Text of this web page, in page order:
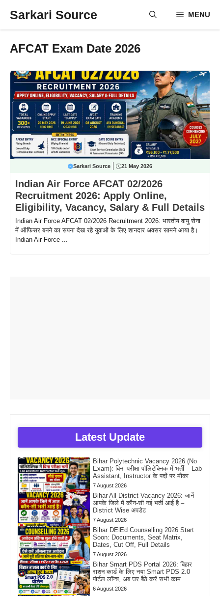
Sarkari Source MENU
AFCAT Exam Date 2026
Sarkari Source 21 May 2026
Indian Air Force AFCAT 02/2026
Recruitment 2026: Apply Online,
Eligibility, Vacancy, Salary & Full Details
Indian Air Force AFCAT 02/2026 Recruitment 2026: भारतीय वायु सेना
में ऑफिसर बनने का सपना देख रहे युवाओं के लिए शानदार अवसर सामने आया है।
Indian Air Force ...
Latest Update
Bihar Polytechnic Vacancy 2026 (No
Exam): बिना परीक्षा पॉलिटेक्निक में भर्ती – Lab
Assistant, Instructor के पदों पर मौका
7 August 2026
Bihar All District Vacancy 2026: जानें
आपके जिले में कौन-सी नई भर्ती आई है –
District Wise अपडेट
7 August 2026
Bihar DElEd Counselling 2026 Start
Soon: Documents, Seat Matrix,
Dates, Cut Off, Full Details
7 August 2026
Bihar Smart PDS Portal 2026: बिहार
राशन कार्ड के लिए नया Smart PDS 2.0
पोर्टल लॉन्च, अब घर बैठे करें सभी काम
6 August 2026